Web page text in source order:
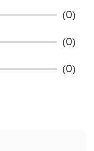
(0)
(0)
(0)